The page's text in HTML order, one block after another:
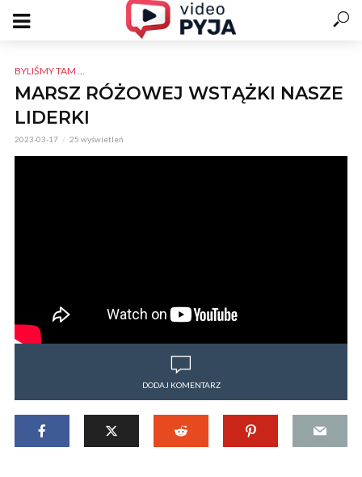
BYLIŚMY TAM ...
MARSZ RÓŻOWEJ WSTĄŻKI NASZE
LIDERKI
2023-03-17 25 wyświetleń
DODAJ KOMENTARZ